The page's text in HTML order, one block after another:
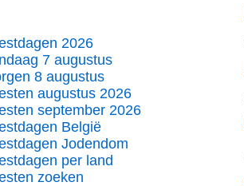
2026
7 augustus
8 augustus
augustus 2026
september 2026
België
Jodendom
per land
zoeken